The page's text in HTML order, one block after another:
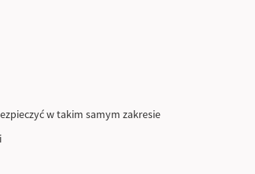
w takim samym zakresie